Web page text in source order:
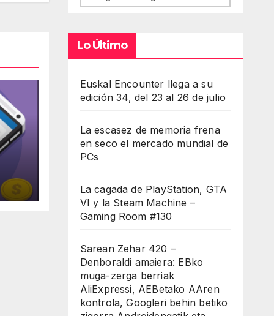
Lo Último
Euskal Encounter llega a su
edición 34, del 23 al 26 de julio
La escasez de memoria frena
en seco el mercado mundial de
PCs
La cagada de PlayStation, GTA
VI y la Steam Machine –
Gaming Room #130
Sarean Zehar 420 –
Denboraldi amaiera: EBko
muga-zerga berriak
AliExpressi, AEBetako AAren
kontrola, Googleri behin betiko